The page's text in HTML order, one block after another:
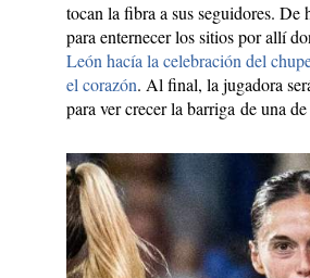
tocan la fibra a sus seguidores. De
para enternecer los sitios por allí
León hacía la celebración del
el corazón. Al final, la jugadora
para ver crecer la barriga de una